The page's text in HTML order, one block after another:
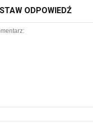
ODPOWIEDŹ